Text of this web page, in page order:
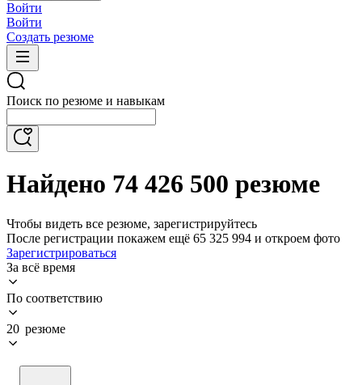
Войти
Войти
Создать резюме
Поиск по резюме и навыкам
Найдено 74 426 500 резюме
Чтобы видеть все резюме, зарегистрируйтесь
После регистрации покажем ещё 65 325 994 и откроем фото
Зарегистрироваться
За всё время
По соответствию
20 резюме